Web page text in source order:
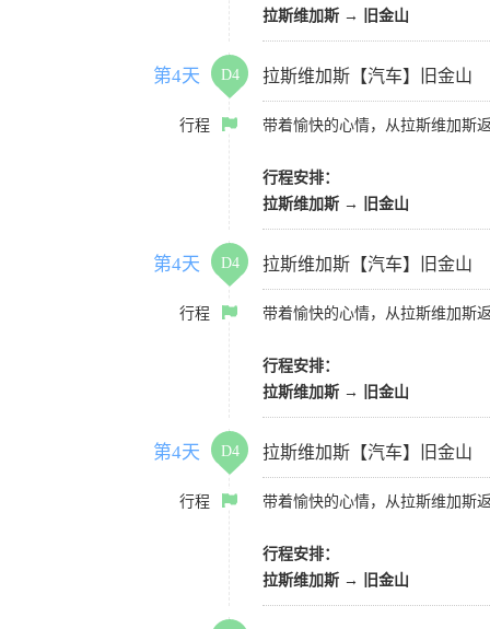
拉斯维加斯 → 旧金山
第4天 D4 拉斯维加斯【汽车】旧金山
行程 带着愉快的心情，从拉斯维加斯
行程安排：
拉斯维加斯 → 旧金山
第4天 D4 拉斯维加斯【汽车】旧金山
行程 带着愉快的心情，从拉斯维加斯
行程安排：
拉斯维加斯 → 旧金山
第4天 D4 拉斯维加斯【汽车】旧金山
行程 带着愉快的心情，从拉斯维加斯
行程安排：
拉斯维加斯 → 旧金山